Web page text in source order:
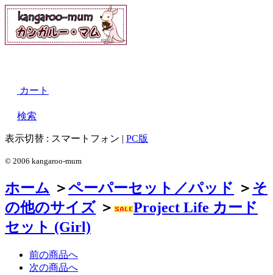
カート
検索
表示切替 : スマートフォン | PC版
© 2006 kangaroo-mum
ホーム ＞ペーパーセット／パッド ＞ そ
の他のサイズ ＞
Project Life カード
セット (Girl)
前の商品へ
次の商品へ